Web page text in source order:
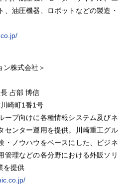
、油圧機器、ロボットなどの製造・
ン株式会社＞
占部 博信
崎町1番1号
ープ向けに各種情報システム及びネ
センター運用を提供。川崎重工グル
・ノウハウをベースにした、ビジネ
管理などの各分野における外販ソリ
を提供